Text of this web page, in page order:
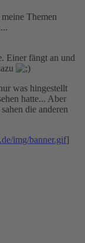
Themen
Einer fängt an und
was hingestellt
hatte... Aber
die anderen
img/banner.gif]